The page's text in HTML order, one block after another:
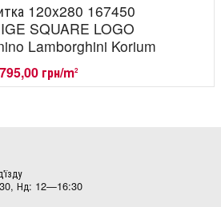
120x280 167450
SQUARE LOGO
Lamborghini Korium
грн/m2
Нд: 12—16:30